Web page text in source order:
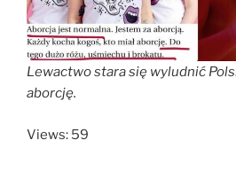
Lewactwo stara się wyludnić
aborcję.
Views: 59